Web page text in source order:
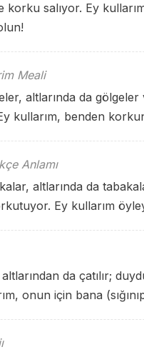
salıyor. Ey
Meali
altlarında da gölgeler
kullarım, benden
Anlamı
altlarında da
Ey kullarım
da çatılır;
onun için bana